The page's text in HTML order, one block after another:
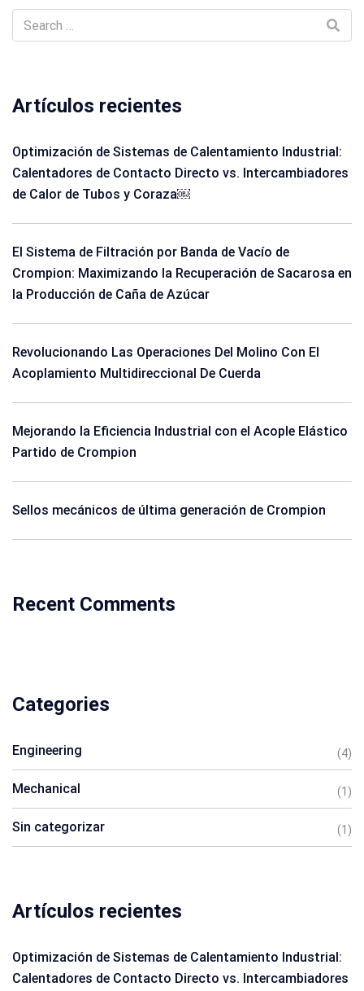
Artículos recientes
Optimización de Sistemas de Calentamiento Industrial:
Calentadores de Contacto Directo vs. Intercambiadores
de Calor de Tubos y Coraza￼
El Sistema de Filtración por Banda de Vacío de
Crompion: Maximizando la Recuperación de Sacarosa en
la Producción de Caña de Azúcar
Revolucionando Las Operaciones Del Molino Con El
Acoplamiento Multidireccional De Cuerda
Mejorando la Eficiencia Industrial con el Acople Elástico
Partido de Crompion
Sellos mecánicos de última generación de Crompion
Recent Comments
Categories
Engineering (4)
Mechanical (1)
Sin categorizar (1)
Artículos recientes
Optimización de Sistemas de Calentamiento Industrial:
Calentadores de Contacto Directo vs. Intercambiadores